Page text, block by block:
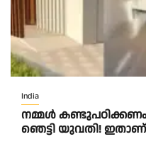
India
നമ്മൾ
ഞെട്ടി യുവതി!